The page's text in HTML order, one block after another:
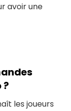
avoir une
?
les joueurs